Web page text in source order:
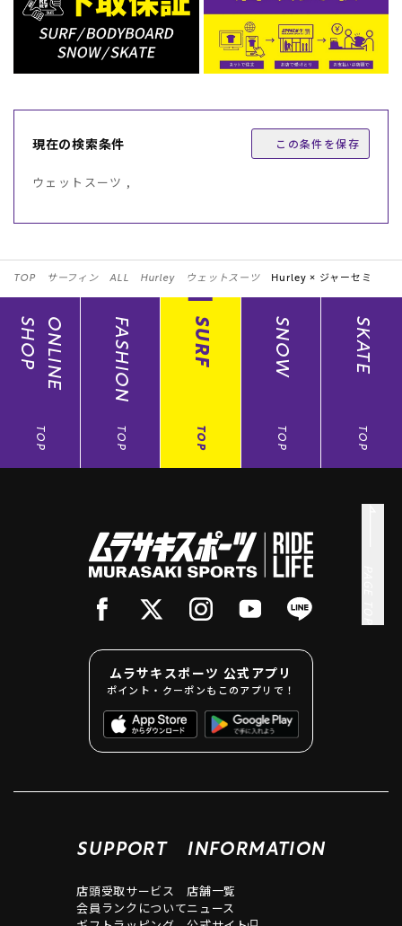
現在の検索条件 この条件を保存
ウェットスーツ ,
TOP サーフィン ALL Hurley ウェットスーツ Hurley × ジャーセミ
ONLINE
SHOP
TOP
FASHION
TOP
SURF
TOP
SNOW
TOP
SKATE
TOP
ムラサキスポーツ 公式アプリ
ポイント・クーポンもこのアプリで！
SUPPORT
店頭受取サービス
会員ランクについて
INFORMATION
店舗一覧
ニュース